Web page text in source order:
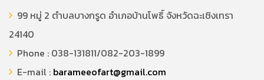
99 หมู่ 2 ตำบลบางกรูด อำเภอบ้านโพธิ์ จังหวัดฉะเชิงเทรา
24140
Phone : 038-131811/082-203-1899
E-mail : barameeofart@gmail.com